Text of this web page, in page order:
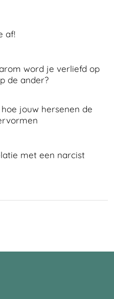
af!
word je verliefd op
de ander?
jouw hersenen de
met een narcist